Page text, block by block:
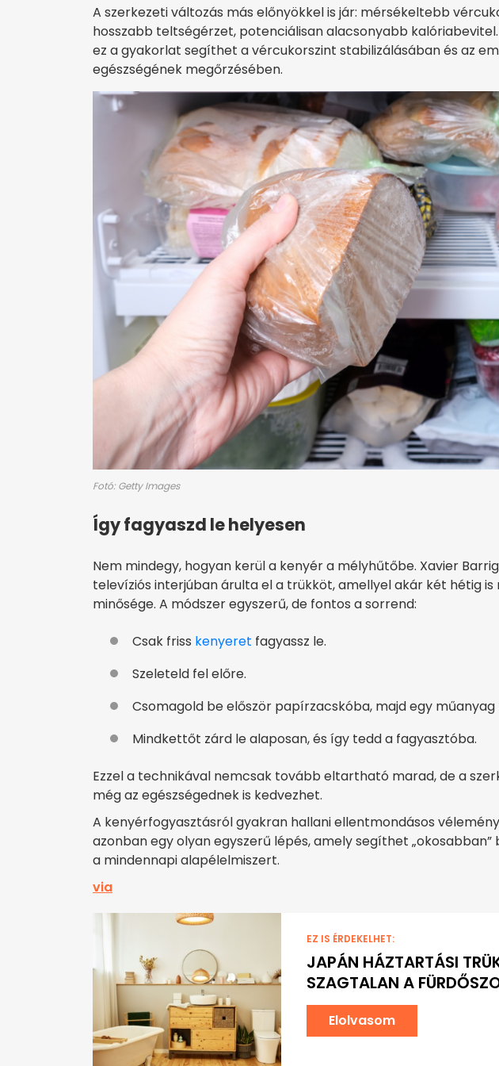
A szerkezeti változás más előnyökkel is jár: mérsékeltebb
hosszabb teltségérzet, potenciálisan alacsonyabb
ez a gyakorlat segíthet a vércukorszint stabilizálásában és az
egészségének megőrzésében.
Fotó: Getty Images
Így fagyaszd le helyesen
Nem mindegy, hogyan kerül a kenyér a mélyhűtőbe. Xavier
televíziós interjúban árulta el a trükköt, amellyel akár két hétig
minősége. A módszer egyszerű, de fontos a sorrend:
Csak friss kenyeret fagyassz le.
Szeleteld fel előre.
Csomagold be először papírzacskóba, majd egy műanyag
Mindkettőt zárd le alaposan, és így tedd a fagyasztóba.
Ezzel a technikával nemcsak tovább eltartható marad, de a
még az egészségednek is kedvezhet.
A kenyérfogyasztásról gyakran hallani ellentmondásos
azonban egy olyan egyszerű lépés, amely segíthet
a mindennapi alapélelmiszert.
via
EZ IS ÉRDEKELHET:
JAPÁN HÁZTARTÁSI
SZAGTALAN A
Elolvasom